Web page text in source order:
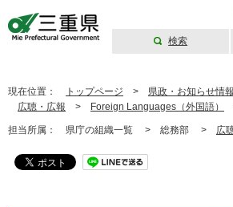
検索
現在位置： トップページ > 県政・お知らせ情報
広聴・広報 > Foreign Languages（外国語）
担当所属： 県庁の組織一覧 > 総務部 > 広